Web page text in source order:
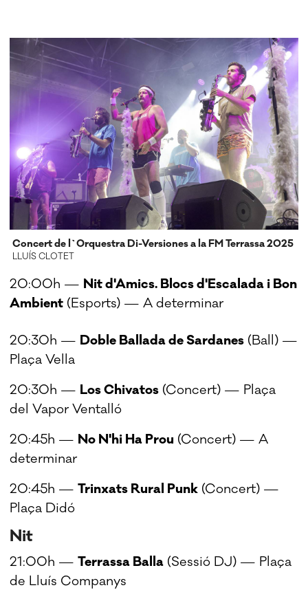
Concert de l`Orquestra Di-Versiones a la FM Terrassa 2025
LLUÍS CLOTET
20:00h — Nit d'Amics. Blocs d'Escalada i Bon
Ambient (Esports) — A determinar
20:30h — Doble Ballada de Sardanes (Ball) —
Plaça Vella
20:30h — Los Chivatos (Concert) — Plaça
del Vapor Ventalló
20:45h — No N'hi Ha Prou (Concert) — A
determinar
20:45h —Trinxats Rural Punk (Concert) —
Plaça Didó
Nit
21:00h —Terrassa Balla (Sessió DJ) — Plaça
de Lluís Companys